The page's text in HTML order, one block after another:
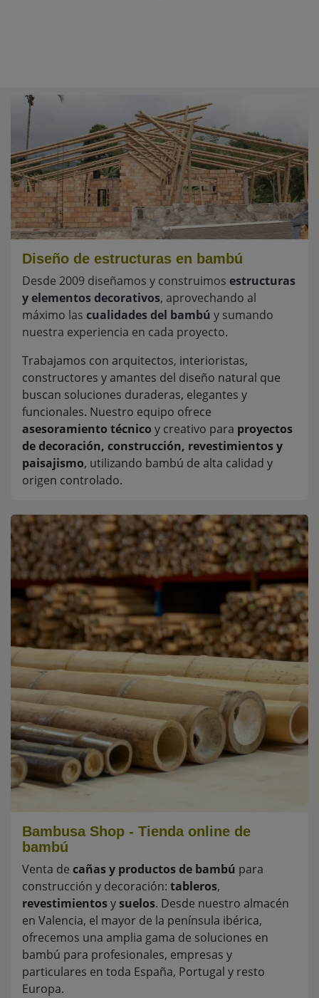
Diseño de estructuras en bambú
Desde 2009 diseñamos y construimos estructuras
y elementos decorativos, aprovechando al
máximo las cualidades del bambú y sumando
nuestra experiencia en cada proyecto.
Trabajamos con arquitectos, interioristas,
constructores y amantes del diseño natural que
buscan soluciones duraderas, elegantes y
funcionales. Nuestro equipo ofrece
asesoramiento técnico y creativo para proyectos
de decoración, construcción, revestimientos y
paisajismo, utilizando bambú de alta calidad y
origen controlado.
Bambusa Shop - Tienda online de
bambú
Venta de cañas y productos de bambú para
construcción y decoración: tableros,
revestimientosysuelos. Desde nuestro almacén
en Valencia, el mayor de la península ibérica,
ofrecemos una amplia gama de soluciones en
bambú para profesionales, empresas y
particulares en toda España, Portugal y resto
Europa.